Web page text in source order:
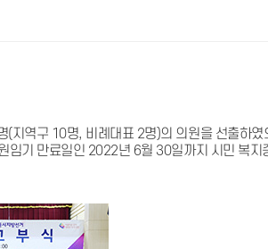
역구 10명, 비례대표 2명)의 의원을 선출하
기 만료일인 2022년 6월 30일까지 시민 복지